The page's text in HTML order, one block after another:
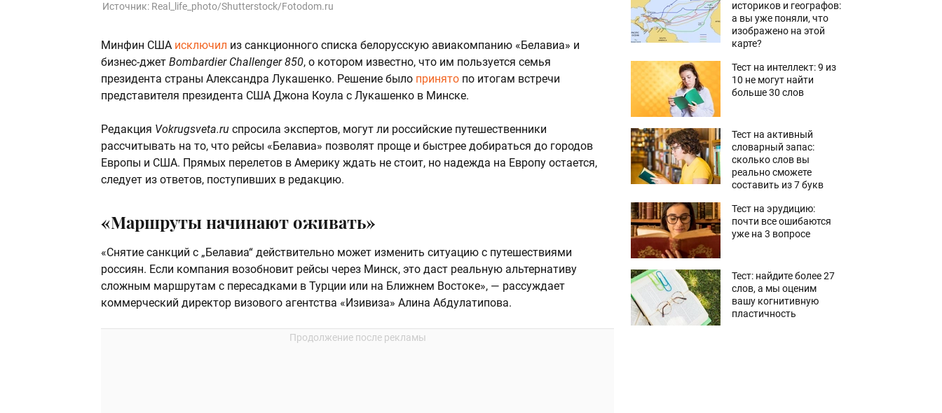
Источник: Real_life_photo/Shutterstock/Fotodom.ru
Минфин США исключил из санкционного списка белорусскую авиакомпанию «Белавиа» и
бизнес-джет Bombardier Challenger 850, о котором известно, что им пользуется семья
президента страны Александра Лукашенко. Решение было принято по итогам встречи
представителя президента США Джона Коула с Лукашенко в Минске.
Редакция Vokrugsveta.ru спросила экспертов, могут ли российские путешественники
рассчитывать на то, что рейсы «Белавиа» позволят проще и быстрее добираться до городов
Европы и США. Прямых перелетов в Америку ждать не стоит, но надежда на Европу остается,
следует из ответов, поступивших в редакцию.
«Маршруты начинают оживать»
«Снятие санкций с „Белавиа“ действительно может изменить ситуацию с путешествиями
россиян. Если компания возобновит рейсы через Минск, это даст реальную альтернативу
сложным маршрутам с пересадками в Турции или на Ближнем Востоке», — рассуждает
коммерческий директор визового агентства «Изивиза» Алина Абдулатипова.
историков и географов:
а вы уже поняли, что
изображено на этой
карте?
Тест на интеллект: 9 из
10 не могут найти
больше 30 слов
Тест на активный
словарный запас:
сколько слов вы
реально сможете
составить из 7 букв
Тест на эрудицию:
почти все ошибаются
уже на 3 вопросе
Тест: найдите более 27
слов, а мы оценим
вашу когнитивную
пластичность